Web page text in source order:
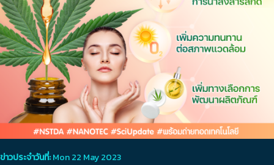
ข่าวประจำวันที่:Mon 22 May 2023